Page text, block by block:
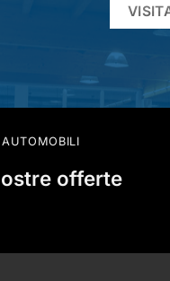
offerte